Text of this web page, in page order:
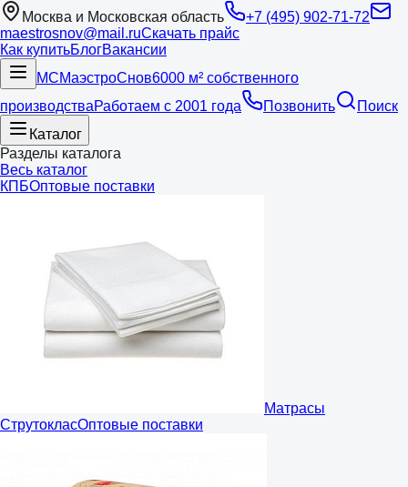
Москва и Московская область
+7 (495) 902-71-72
maestrosnov@mail.ruСкачать прайс
Как купитьБлогВакансии
МСМаэстроСнов6000 м² собственного
производстваРаботаем с 2001 года Позвонить
Поиск
Каталог
Разделы каталога
Весь каталог
КПБОптовые поставки
Матрасы
СтрутокласОптовые поставки